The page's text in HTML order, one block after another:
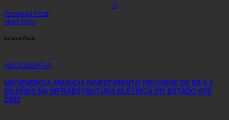
0
Previous Post
Next Post
Related Posts
NEOENERGIA
NEOENERGIA ANUNCIA INVESTIMENTO RECORDE DE R$ 9,7
BILHÕES NA INFRAESTRUTURA ELÉTRICA DO ESTADO ATÉ
2030